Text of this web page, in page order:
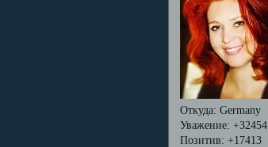
Откуда: Germany
Уважение: +32454
Позитив: +17413